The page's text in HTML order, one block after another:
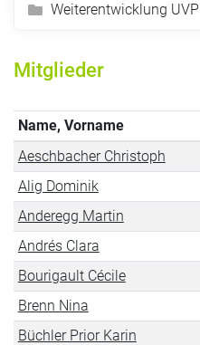
Weiterentwicklung UVP
Mitglieder
Name, Vorname
Aeschbacher Christoph
Alig Dominik
Anderegg Martin
Andrés Clara
Bourigault Cécile
Brenn Nina
Büchler Prior Karin